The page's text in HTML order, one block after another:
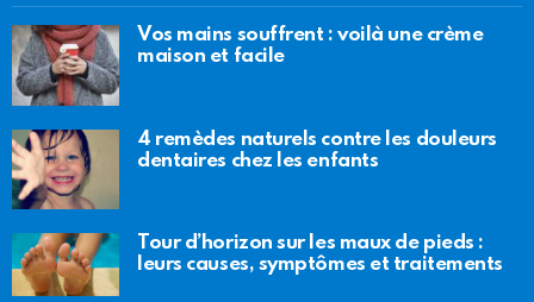
Vos mains souffrent : voilà une crème
maison et facile
4 remèdes naturels contre les douleurs
dentaires chez les enfants
Tour d’horizon sur les maux de pieds :
leurs causes, symptômes et traitements